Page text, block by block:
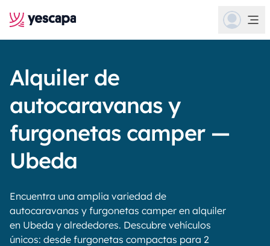
Alquiler de
autocaravanas y
furgonetas camper —
Ubeda
Encuentra una amplia variedad de
autocaravanas y furgonetas camper en alquiler
en Ubeda y alrededores. Descubre vehículos
únicos: desde furgonetas compactas para 2